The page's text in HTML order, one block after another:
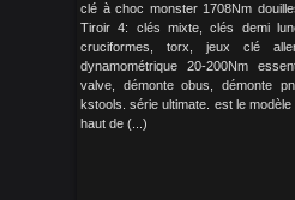
clé à choc monster 1708Nm
Tiroir 4: clés mixte, clés demi
cruciformes, torx, jeux clé
dynamométrique 20-200Nm
valve, démonte obus, démonte
kstools. série ultimate. est le
haut de (...)